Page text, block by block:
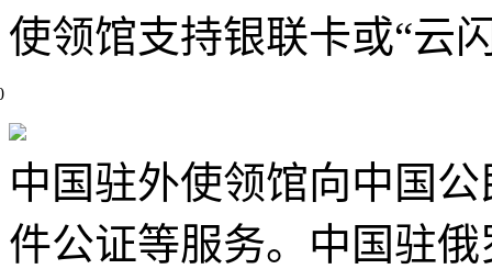
使领馆支持银联卡或“云
中国驻外使领馆向中国
件公证等服务。中国驻